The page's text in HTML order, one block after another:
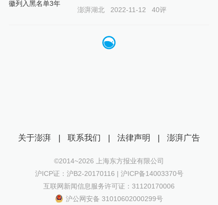
澎湃湖北 2022-11-12 40评
关于澎湃 | 联系我们 | 法律声明 | 澎湃广告
©2014~2026 上海东方报业有限公司
沪ICP证：沪B2-20170116 | 沪ICP备14003370号
互联网新闻信息服务许可证：31120170006
沪公网安备 31010602000299号